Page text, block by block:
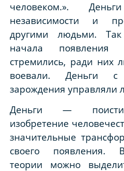
человеком.».
независимости и
другими людьми.
начала
стремились, ради них
воевали. Деньги с
зарождения управляли
Деньги —
изобретение
значительные
своего появления.
теории можно